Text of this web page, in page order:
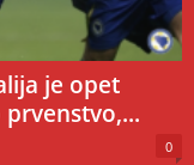
je opet
0